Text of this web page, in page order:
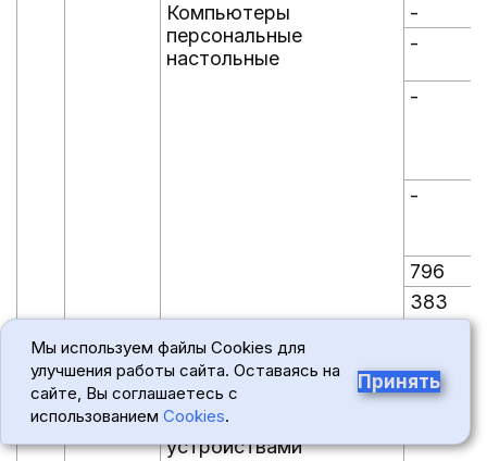
Компьютеры
персональные
настольные
-
-
-
-
796
383
23 26.30.11
Аппаратура
коммуникационная
передающая с
приемными
устройствами
Мы используем файлы Cookies для
улучшения работы сайта. Оставаясь на
сайте, Вы соглашаетесь с
использованием Cookies.
Принять